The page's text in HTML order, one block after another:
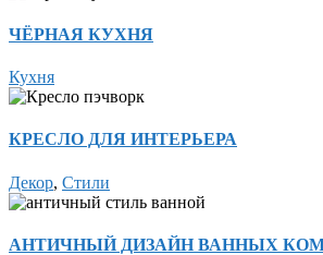
ЧЁРНАЯ КУХНЯ
Кухня
КРЕСЛО ДЛЯ ИНТЕРЬЕРА
Декор, Стили
АНТИЧНЫЙ ДИЗАЙН ВАННЫХ